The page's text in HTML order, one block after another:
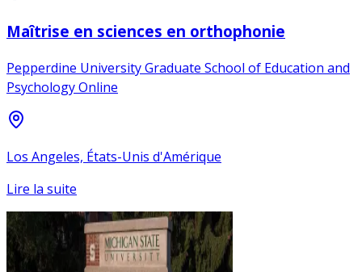
Maîtrise en sciences en orthophonie
Pepperdine University Graduate School of Education and
Psychology Online
Los Angeles, États-Unis d'Amérique
Lire la suite